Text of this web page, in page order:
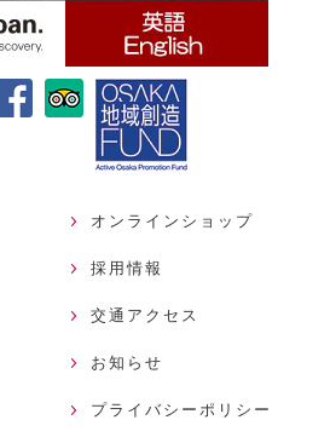
オンラインショップ
採用情報
交通アクセス
お知らせ
プライバシーポリシー